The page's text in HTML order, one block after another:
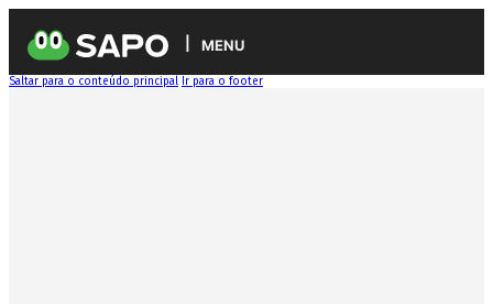
MENU
Saltar para o conteúdo principal Ir para o footer